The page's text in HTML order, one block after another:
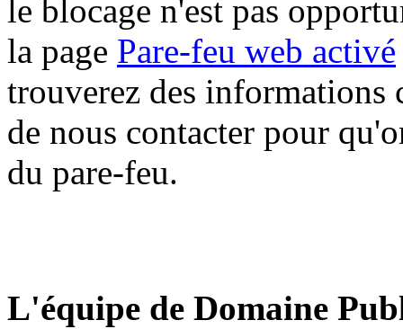
le blocage n'est pas
la page Pare-feu web activé
trouverez des informations
de nous contacter pour
du pare-feu.
L'équipe de Domaine